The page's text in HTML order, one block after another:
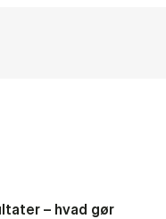
– hvad gør